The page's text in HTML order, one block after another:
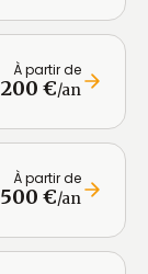
À partir de
200 €/an
À partir de
500 €/an